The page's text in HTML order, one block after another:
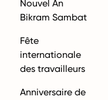
Nouvel An
Bikram Sambat
Fête
internationale
des travailleurs
Anniversaire de